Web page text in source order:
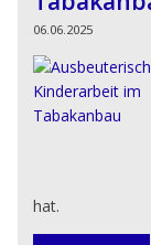
06.06.2025
hat.